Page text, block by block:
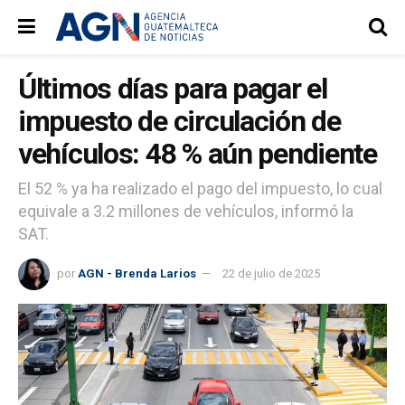
Últimos días para pagar el
impuesto de circulación de
vehículos: 48 % aún pendiente
El 52 % ya ha realizado el pago del impuesto, lo cual
equivale a 3.2 millones de vehículos, informó la
SAT.
por AGN - Brenda Larios 22 de julio de 2025